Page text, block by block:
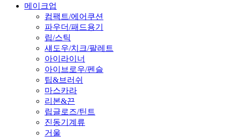
메이크업
컴팩트/에어쿠션
파우더/패드용기
립/스틱
섀도우/치크/팔레트
아이라이너
아이브로우/펜슬
팁&브러쉬
마스카라
리본&끈
립글로즈/틴트
진동기계류
거울